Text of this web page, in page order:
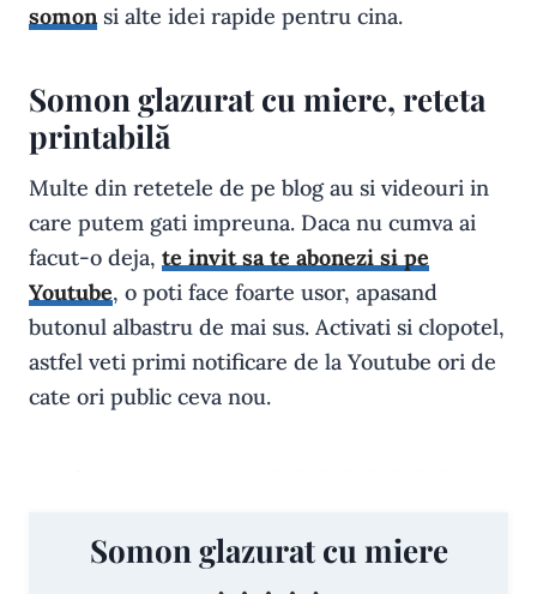
somonsi alte idei rapide pentru cina.
Somon glazurat cu miere, reteta
printabilă
Multe din retetele de pe blog au si videouri in
care putem gati impreuna. Daca nu cumva ai
facut-o deja, te invit sa te abonezi si pe
Youtube, o poti face foarte usor, apasand
butonul albastru de mai sus. Activati si clopotel,
astfel veti primi notificare de la Youtube ori de
cate ori public ceva nou.
Somon glazurat cu miere